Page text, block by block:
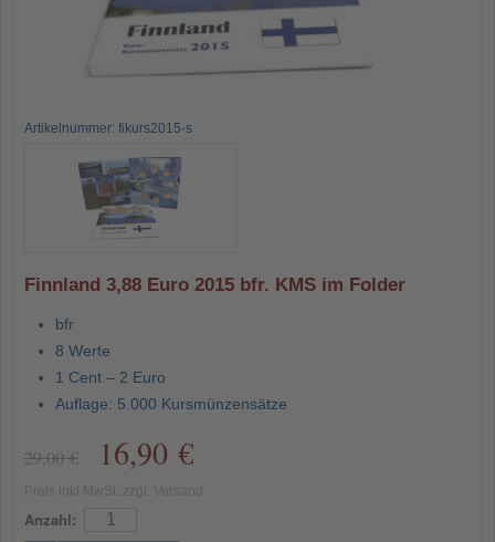
Artikelnummer: fikurs2015-s
Finnland 3,88 Euro 2015 bfr. KMS im Folder
bfr
8 Werte
1 Cent – 2 Euro
Auflage: 5.000 Kursmünzensätze
29,00 € 16,90 €
Anzahl: